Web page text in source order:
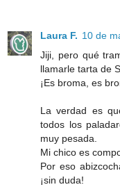
Laura F. 10 de
Jiji, pero qué
llamarle tarta de
¡Es broma, es
La verdad es
todos los
muy pesada.
Mi chico es
Por eso
¡sin duda!